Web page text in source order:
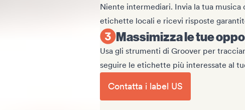
Niente intermediari. Invia la tua
etichette locali e ricevi risposte
Massimizza le tue
Usa gli strumenti di Groover per
seguire le etichette più interessate al
Contatta i label US